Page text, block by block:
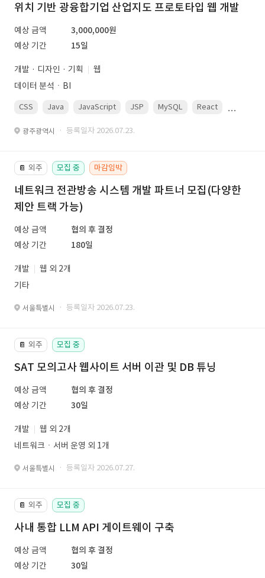
위치 기반 광융합기업 산업지도 프로토타입 웹 개발
예상 금액
3,000,000원
예상 기간
15일
개발 · 디자인 · 기획
웹
데이터 분석ㆍBI
CSS Java JavaScript JSP MySQL React
광주광역시 · 등록일자 2026.07.23.
📔 외주 모집 중 마감임박
네트워크 전관방송 시스템 개발 파트너 모집(다양한
제안 트랙 가능)
예상 금액
협의 후 결정
예상 기간
180일
개발
웹 외 2개
기타
서울특별시 · 등록일자 2026.07.23.
📔 외주 모집 중
SAT 모의고사 웹사이트 서버 이관 및 DB 튜닝
예상 금액
협의 후 결정
예상 기간
30일
개발
웹 외 2개
네트워크ㆍ서버 운영 외 1개
서울특별시 · 등록일자 2026.07.27.
📔 외주 모집 중
사내 통합 LLM API 게이트웨이 구축
예상 금액
협의 후 결정
예상 기간
30일